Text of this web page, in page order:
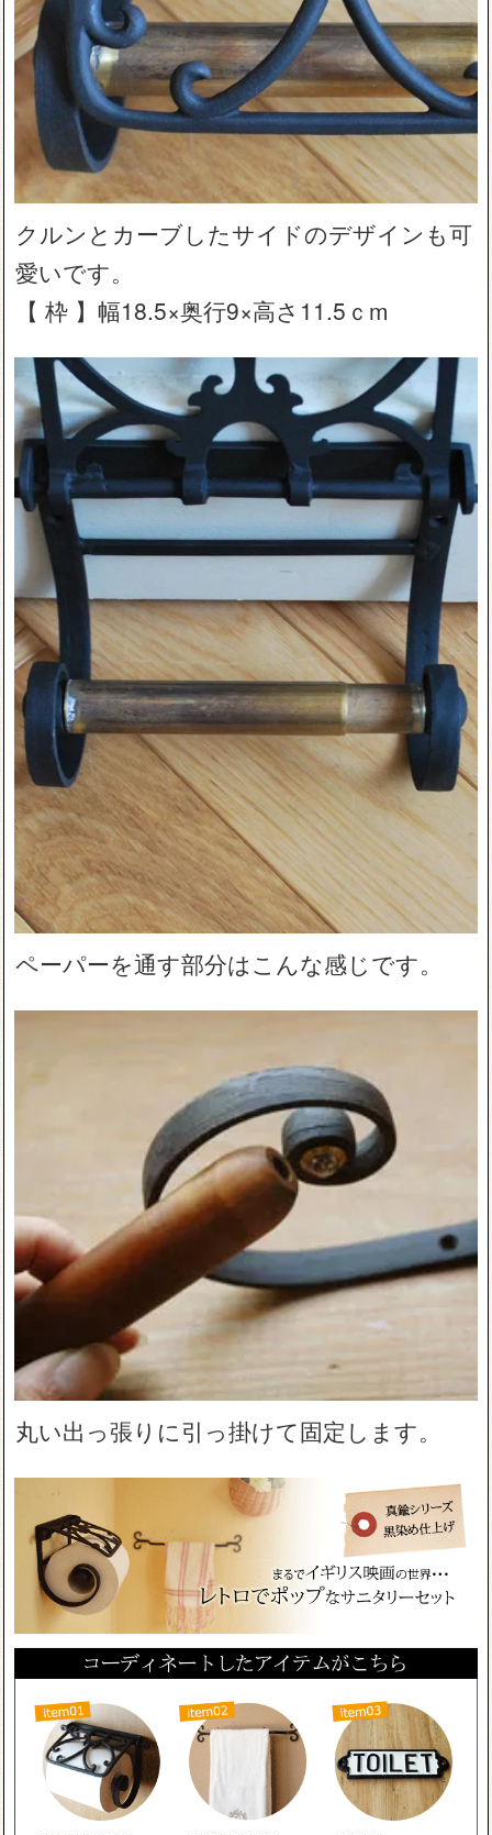
クルンとカーブしたサイドのデザインも可
愛いです。
【 枠 】幅18.5×奥行9×高さ11.5ｃm
ペーパーを通す部分はこんな感じです。
丸い出っ張りに引っ掛けて固定します。